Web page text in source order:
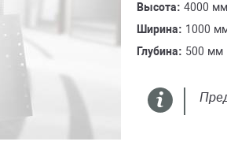
Высота: 4000 мм
Ширина: 1000
Глубина: 500 мм